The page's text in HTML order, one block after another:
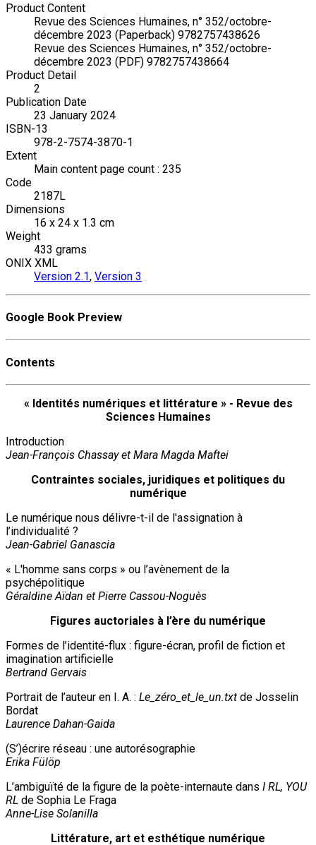
Product Content
Revue des Sciences Humaines, n° 352/octobre-
décembre 2023 (Paperback) 9782757438626
Revue des Sciences Humaines, n° 352/octobre-
décembre 2023 (PDF) 9782757438664
Product Detail
2
Publication Date
23 January 2024
ISBN-13
978-2-7574-3870-1
Extent
Main content page count : 235
Code
2187L
Dimensions
16 x 24 x 1.3 cm
Weight
433 grams
ONIX XML
Version 2.1, Version 3
Google Book Preview
Contents
« Identités numériques et littérature » - Revue des
Sciences Humaines
Introduction
Jean-François Chassay et Mara Magda Maftei
Contraintes sociales, juridiques et politiques du
numérique
Le numérique nous délivre-t-il de l'assignation à
l’individualité ?
Jean-Gabriel Ganascia
« L'homme sans corps » ou l’avènement de la
psychépolitique
Géraldine Aïdan et Pierre Cassou-Noguès
Figures auctoriales à l’ère du numérique
Formes de l’identité-flux : figure-écran, profil de fiction et
imagination artificielle
Bertrand Gervais
Portrait de l’auteur en I. A. : Le_zéro_et_le_un.txt de Josselin
Bordat
Laurence Dahan-Gaida
(S’)écrire réseau : une autorésographie
Erika Fülöp
L’ambiguïté de la figure de la poète-internaute dans I RL, YOU
RL de Sophia Le Fraga
Anne-Lise Solanilla
Littérature, art et esthétique numérique